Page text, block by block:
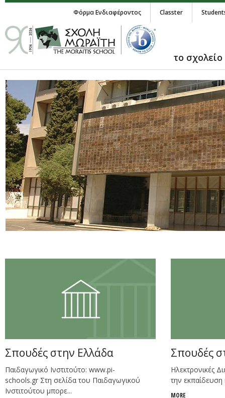
Φόρμα Ενδιαφέροντος Classter
το σχολείο
Σπουδές στην Ελλάδα
Παιδαγωγικό Ινστιτούτο: www.pi-
schools.gr Στη σελίδα του Παιδαγωγικού
Ινστιτούτου μπορε...
Σπουδές
Ηλεκτρονικές
την εκπαίδευση
MORE